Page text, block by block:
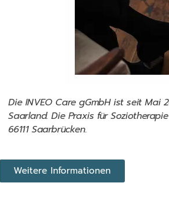
Die INVEO Care gGmbH ist seit Mai
Saarland. Die Praxis für
66111 Saarbrücken.
Weitere Informationen